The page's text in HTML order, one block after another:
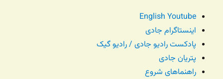
English Youtube
اینستاگرام جادی
پادکست رادیو جادی / رادیو گیک
پتریان جادی
راهنماهای شروع